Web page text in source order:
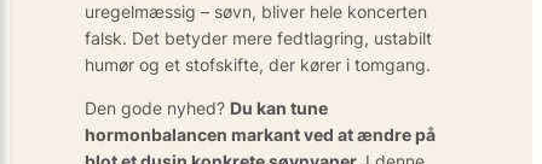
uregelmæssig – søvn, bliver hele koncerten
falsk. Det betyder mere fedtlagring, ustabilt
humør og et stofskifte, der kører i tomgang.
Den gode nyhed? Du kan tune
hormonbalancen markant ved at ændre på